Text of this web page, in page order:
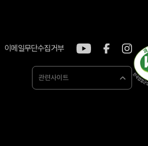
이메일무단수집거부
관련사이트